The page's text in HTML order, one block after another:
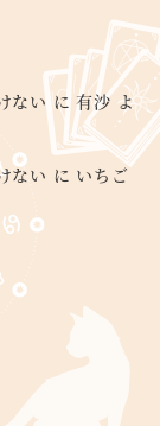
ない に有沙よ
ない に いちご